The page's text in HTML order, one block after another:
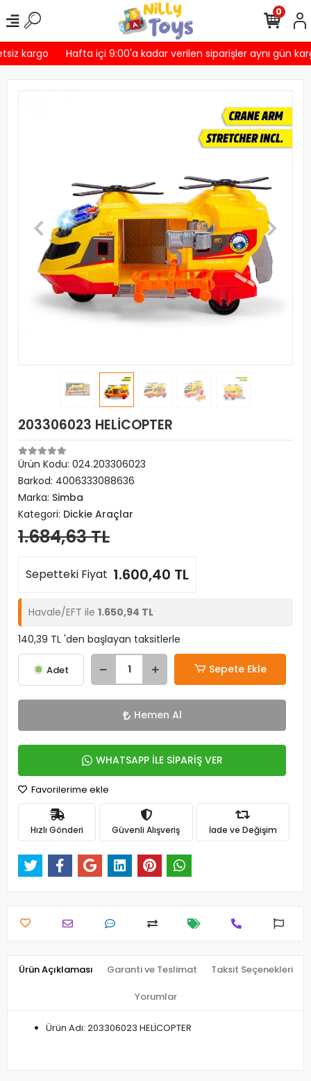
kargo Hafta içi 9:00'a kadar verilen siparişler aynı gün
0
203306023 HELİCOPTER
Ürün Kodu: 024.203306023
Barkod: 4006333088636
Marka: Simba
Kategori: Dickie Araçlar
1.684,63 TL
Sepetteki Fiyat 1.600,40 TL
Havale/EFT ile 1.650,94 TL
140,39 TL 'den başlayan taksitlerle
Adet Sepete Ekle
Hemen Al
WHATSAPP İLE SİPARİŞ VER
Favorilerime ekle
Hızlı Gönderi Güvenli Alışveriş İade ve Değişim
Ürün Açıklaması Garanti ve Teslimat Taksit Seçenekleri
Yorumlar
Ürün Adı: 203306023 HELİCOPTER